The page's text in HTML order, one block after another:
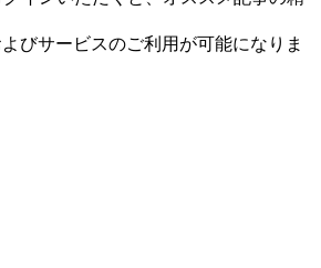
びサービスのご利用が可能になりま